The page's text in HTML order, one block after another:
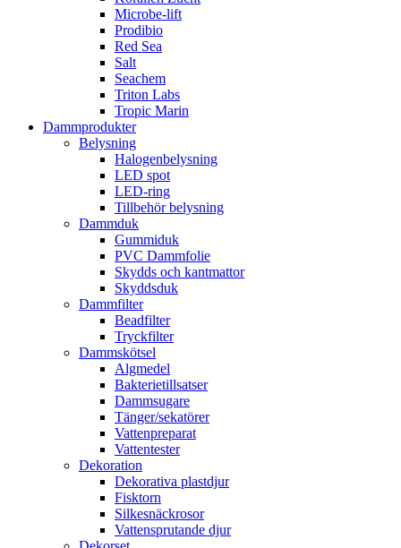
Microbe-lift
Prodibio
Red Sea
Salt
Seachem
Triton Labs
Tropic Marin
Dammprodukter
Belysning
Halogenbelysning
LED spot
LED-ring
Tillbehör belysning
Dammduk
Gummiduk
PVC Dammfolie
Skydds och kantmattor
Skyddsduk
Dammfilter
Beadfilter
Tryckfilter
Dammskötsel
Algmedel
Bakterietillsatser
Dammsugare
Tänger/sekatörer
Vattenpreparat
Vattentester
Dekoration
Dekorativa plastdjur
Fisktorn
Silkesnäckrosor
Vattensprutande djur